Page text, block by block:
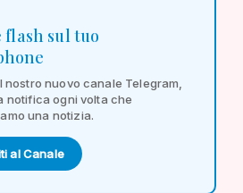
flash sul tuo
nostro nuovo canale Telegram,
notifica ogni volta che
una notizia.
al Canale